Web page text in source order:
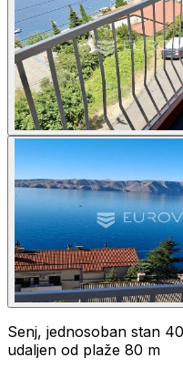
Senj, jednosoban stan
udaljen od plaže 80 m